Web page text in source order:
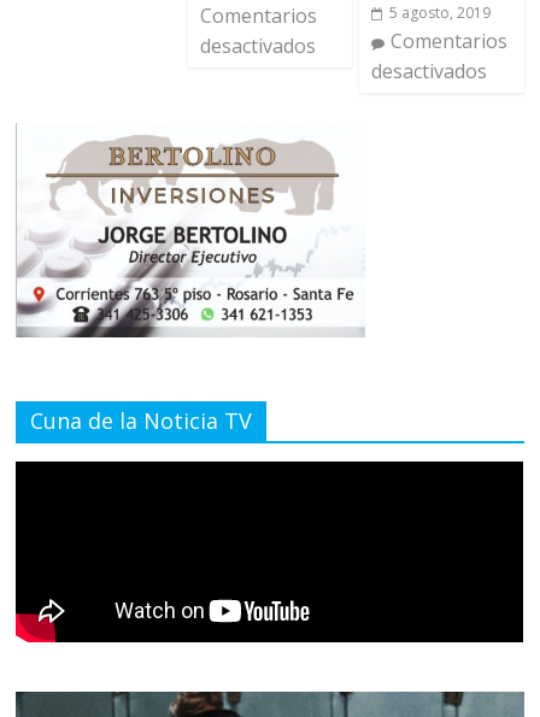
Comentarios
desactivados
5 agosto, 2019
Comentarios
desactivados
Cuna de la Noticia TV